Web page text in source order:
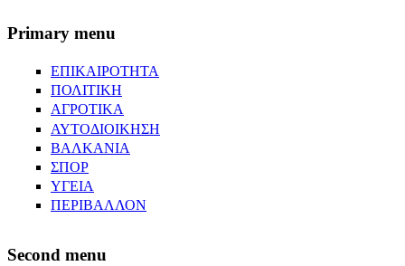
Primary menu
ΕΠΙΚΑΙΡΟΤΗΤΑ
ΠΟΛΙΤΙΚΗ
ΑΓΡΟΤΙΚΑ
ΑΥΤΟΔΙΟΙΚΗΣΗ
ΒΑΛΚΑΝΙΑ
ΣΠΟΡ
ΥΓΕΙΑ
ΠΕΡΙΒΑΛΛΟΝ
Second menu